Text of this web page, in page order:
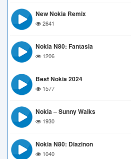
New Nokia Remix
2641
Nokia N80: Fantasia
1206
Best Nokia 2024
1577
Nokia – Sunny Walks
1930
Nokia N80: Diazinon
1040